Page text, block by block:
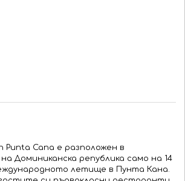
Punta Cana е разположен в
Доминиканска република само на 14
летище в Пунта Кана.